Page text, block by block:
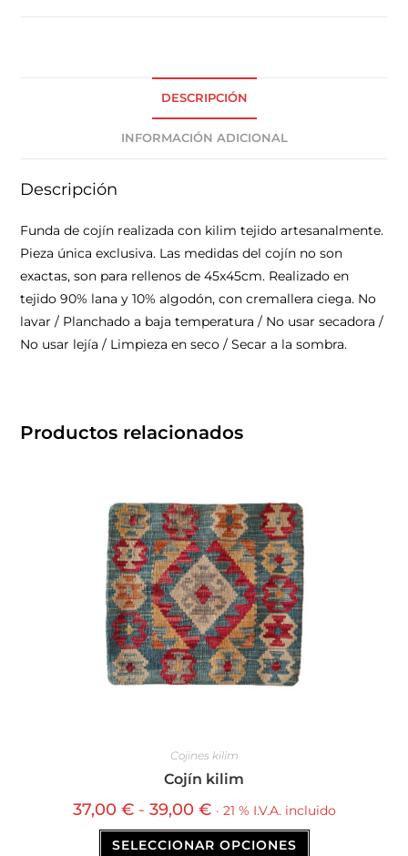
DESCRIPCIÓN
INFORMACIÓN ADICIONAL
Descripción
Funda de cojín realizada con kilim tejido artesanalmente.
Pieza única exclusiva. Las medidas del cojín no son
exactas, son para rellenos de 45x45cm. Realizado en
tejido 90% lana y 10% algodón, con cremallera ciega. No
lavar / Planchado a baja temperatura / No usar secadora /
No usar lejía / Limpieza en seco / Secar a la sombra.
Productos relacionados
Cojines kilim
Cojín kilim
37,00 € - 39,00 € · 21 % I.V.A. incluido
SELECCIONAR OPCIONES